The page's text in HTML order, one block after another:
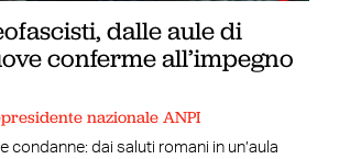
dalle aule di
conferme all’impegno
nazionale ANPI
condanne: dai saluti romani in un’aula